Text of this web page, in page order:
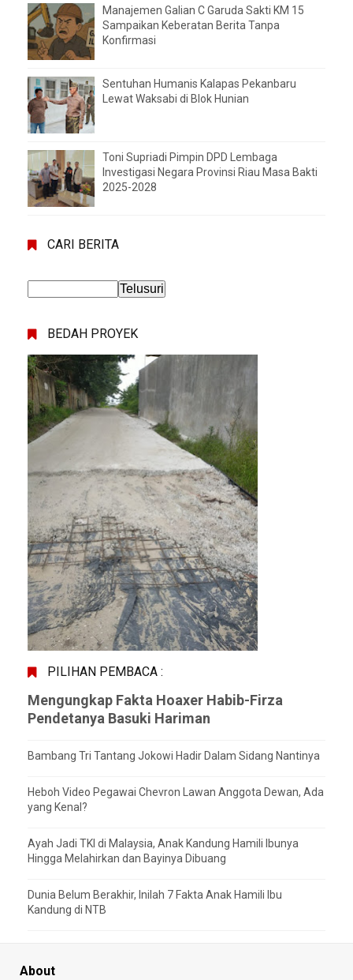
Manajemen Galian C Garuda Sakti KM 15
Sampaikan Keberatan Berita Tanpa
Konfirmasi
Sentuhan Humanis Kalapas Pekanbaru
Lewat Waksabi di Blok Hunian
Toni Supriadi Pimpin DPD Lembaga
Investigasi Negara Provinsi Riau Masa Bakti
2025-2028
CARI BERITA
BEDAH PROYEK
PILIHAN PEMBACA :
Mengungkap Fakta Hoaxer Habib-Firza
Pendetanya Basuki Hariman
Bambang Tri Tantang Jokowi Hadir Dalam Sidang Nantinya
Heboh Video Pegawai Chevron Lawan Anggota Dewan, Ada
yang Kenal?
Ayah Jadi TKI di Malaysia, Anak Kandung Hamili Ibunya
Hingga Melahirkan dan Bayinya Dibuang
Dunia Belum Berakhir, Inilah 7 Fakta Anak Hamili Ibu
Kandung di NTB
About